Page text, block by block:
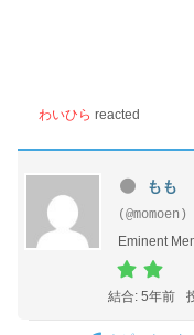
わいひら reacted
もも
(@momoen)
Eminent
結合: 5年前